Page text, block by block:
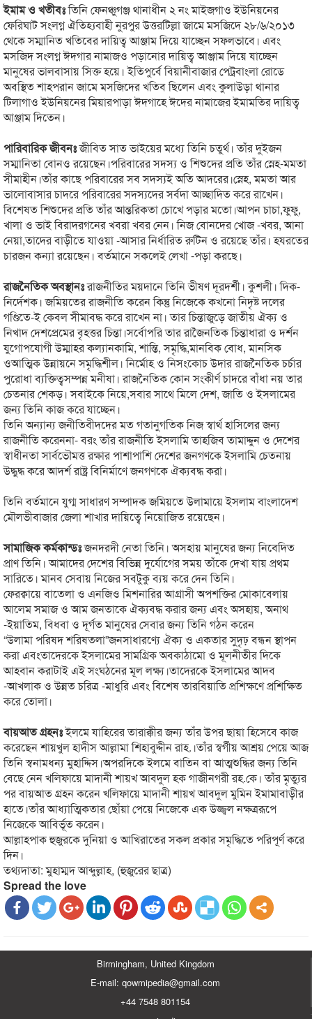
ইমাম ও খতীবঃতিনি ফেনঞ্চুগঞ্জ থানাধীন ২ নং মাইজগাও ইউনিয়নের
ফেরিঘাট সংলগ্ন ঐতিহ্যবাহী নুরপুর উত্তরটিল্লা জামে মসজিদে ২৮/৬/২০১৩
থেকে সম্মানিত খতিবের দায়িত্ব আঞ্জাম দিয়ে যাচ্ছেন সফলভাবে। এবং
মসজিদ সংলগ্ন ঈদগার নামাজও পড়ানোর দায়িত্ব আঞ্জাম দিয়ে যাচ্ছেন
মানুষের ভালবাসায় সিক্ত হয়ে। ইতিপুর্বে বিয়ানীবাজার পেট্রবাংলা রোডে
অবস্থিত শাহপরান জামে মসজিদের খতিব ছিলেন এবং কুলাউড়া থানার
টিলাগাও ইউনিয়নের মিয়ারপাড়া ঈদগাহে ঈদের নামাজের ইমামতির দায়িত্ব
আঞ্জাম দিতেন।
পারিবারিক জীবনঃজীবিত সাত ভাইয়ের মধ্যে তিনি চতুর্থ। তাঁর দুইজন
সম্মানিতা বোনও রয়েছেন।পরিবারের সদস্য ও শিশুদের প্রতি তাঁর স্নেহ-মমতা
সীমাহীন।তাঁর কাছে পরিবারের সব সদস্যই অতি আদরের।স্নেহ, মমতা আর
ভালোবাসার চাদরে পরিবারের সদস্যদের সর্বদা আচ্ছাদিত করে রাখেন।
বিশেষত শিশুদের প্রতি তাঁর আন্তরিকতা চোখে পড়ার মতো।আপন চাচা,ফুফু,
খালা ও ভাই বিরাদরগনের খবরা খবর নেন। নিজ বোনদের খোজ -খবর, আনা
নেয়া,তাদের বাড়ীতে যাওয়া -আসার নির্ধারিত রুটিন ও রয়েছে তাঁর। হযরতের
চারজন কন্যা রয়েছেন। বর্তমানে সকলেই লেখা -পড়া করছে।
রাজনৈতিক অবস্থানঃরাজনীতির ময়দানে তিনি ভীষণ দূরদর্শী। কুশলী। দিক-
নির্দেশক। জমিয়তের রাজনীতি করেন কিন্তু নিজেকে কখনো নিদৃষ্ট দলের
গণ্ডিতে-ই কেবল সীমাবদ্ধ করে রাখেন না। তার চিন্তাজুড়ে জাতীয় ঐক্য ও
নিখাদ দেশপ্রেমের বৃহত্তর চিন্তা।সর্বোপরি তার রাজৈনতিক চিন্তাধারা ও দর্শন
যুগোপযোগী উম্মাহর কল্যানকামি, শান্তি, সমৃদ্ধি,মানবিক বোধ, মানসিক
ওআত্মিক উন্নায়নে সমৃদ্ধিশীল। নির্মোহ ও নিসংকোচ উদার রাজনৈতিক চর্চার
পুরোধা ব্যক্তিত্বসম্পন্ন মনীষা। রাজনৈতিক কোন সংকীর্ণ চাদরে বাঁধা নয় তার
চেতনার শেকড়। সবাইকে নিয়ে,সবার সাথে মিলে দেশ, জাতি ও ইসলামের
জন্য তিনি কাজ করে যাচ্ছেন।
তিনি অন্যান্য জনীতিবীদদের মত গতানুগতিক নিজ স্বার্থ হাসিলের জন্য
রাজনীতি করেননা- বরং তাঁর রাজনীতি ইসলামি তাহজিব তামাদ্দুন ও দেশের
স্বাধীনতা সার্বভৌমত্ত রক্ষার পাশাপাশি দেশের জনগণকে ইসলামি চেতনায়
উদ্ধুদ্ধ করে আদর্শ রাষ্ট্র বিনির্মাণে জনগণকে ঐক্যবদ্ধ করা।
তিনি বর্তমানে যুগ্ম সাধারণ সম্পাদক জমিয়তে উলামায়ে ইসলাম বাংলাদেশ
মৌলভীবাজার জেলা শাখার দায়িত্বে নিয়োজিত রয়েছেন।
সামাজিক কর্মকান্ডঃজনদরদী নেতা তিনি। অসহায় মানুষের জন্য নিবেদিত
প্রাণ তিনি। আমাদের দেশের বিভিন্ন দুর্যোগের সময় তাঁকে দেখা যায় প্রথম
সারিতে। মানব সেবায় নিজের সবটুকু ব্যয় করে দেন তিনি।
ফেরক্বায়ে বাতেলা ও এনজিও মিশনারির আগ্রাসী অপশক্তির মোকাবেলায়
আলেম সমাজ ও আম জনতাকে ঐক্যবদ্ধ করার জন্য এবং অসহায়, অনাথ
-ইয়াতিম, বিধবা ও দূর্গত মানুষের সেবার জন্য তিনি গঠন করেন
“উলামা পরিষদ শরিষতলা”জনসাধারণ্যে ঐক্য ও একতার সুদৃঢ় বন্ধন স্থাপন
করা এবংতাদেরকে ইসলামের সামগ্রিক অবকাঠামো ও মূলনীতীর দিকে
আহবান করাটাই এই সংঘঠনের মূল লক্ষ্য।তাদেরকে ইসলামের আদব
-আখলাক ও উন্নত চরিত্র -মাধুরি এবং বিশেষ তারবিয়াতি প্রশিক্ষণে প্রশিক্ষিত
করে তোলা।
বায়আত গ্রহনঃইলমে যাহিরের তারাক্কীর জন্য তাঁর উপর ছায়া হিসেবে কাজ
করেছেন শায়খুল হাদীস আল্লামা শিহাবুদ্দীন রাহ.।তাঁর স্বর্গীয় আশ্রয় পেয়ে আজ
তিনি স্বনামধন্য মুহাদ্দিস।অপরদিকে ইলমে বাতিন বা আত্মশুদ্ধির জন্য তিনি
বেছে নেন খলিফায়ে মাদানী শায়খ আবদুল হক গাজীনগরী রহ.কে। তাঁর মৃত্যুর
পর বায়আত গ্রহন করেন খলিফায়ে মাদানী শায়খ আবদুল মুমিন ইমামাবাড়ীর
হাতে।তাঁর আধ্যাত্মিকতার ছোঁয়া পেয়ে নিজেকে এক উজ্জ্বল নক্ষত্ররূপে
নিজেকে আবির্ভূত করেন।
আল্লাহপাক হুজুরকে দুনিয়া ও আখিরাতের সকল প্রকার সমৃদ্ধিতে পরিপূর্ণ করে
দিন।
তথ্যদাতা: মুহাম্মদ আব্দুল্লাহ, (হুজুরের ছাত্র)
Spread the love
Birmingham, United Kingdom
E-mail: qowmipedia@gmail.com
+44 7548 801154